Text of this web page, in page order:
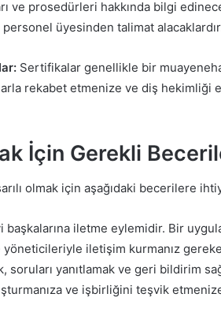
ve prosedürleri hakkında bilgi
üyesinden talimat
Sertifikalar genellikle bir
rekabet etmenize ve diş hekimliği
İçin Gerekli
olmak için aşağıdaki becerilere
başkalarına iletme eylemidir. Bir
iletişim kurmanız
soruları yanıtlamak ve geri bildirim
ve işbirliğini teşvik